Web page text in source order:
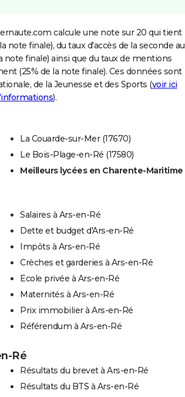
calcule une note sur 20 qui tient
note finale), du taux d'accès de la seconde au
note finale) ainsi que du taux de mentions
(25% de la note finale). Ces données sont
de la Jeunesse et des Sports (voir ici
).
La Couarde-sur-Mer (17670)
Le Bois-Plage-en-Ré (17580)
Meilleurs lycées en Charente-Maritime
Salaires à Ars-en-Ré
Dette et budget d'Ars-en-Ré
Impôts à Ars-en-Ré
Crèches et garderies à Ars-en-Ré
Ecole privée à Ars-en-Ré
Maternités à Ars-en-Ré
Prix immobilier à Ars-en-Ré
Référendum à Ars-en-Ré
Ré
Résultats du brevet à Ars-en-Ré
Résultats du BTS à Ars-en-Ré